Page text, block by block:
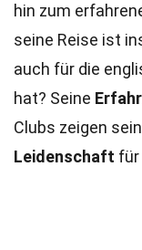
hin zum
seine Reise ist
auch für die
hat? Seine
Clubs zeigen
Leidenschaft für